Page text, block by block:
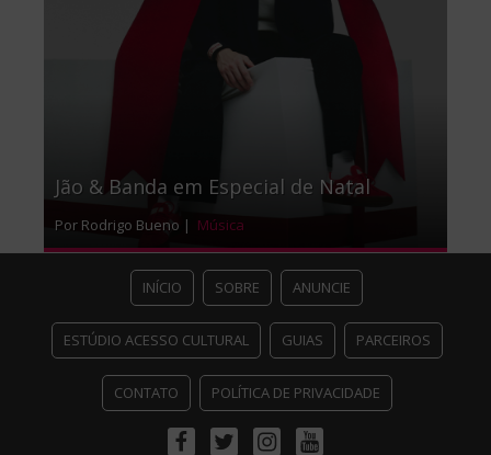
Jão & Banda em Especial de Natal
Por Rodrigo Bueno | Música
INÍCIO SOBRE ANUNCIE
ESTÚDIO ACESSO CULTURAL GUIAS PARCEIROS
CONTATO POLÍTICA DE PRIVACIDADE
FacebookTwitterInstagramYoutube